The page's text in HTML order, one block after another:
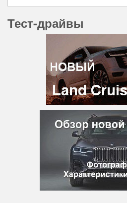
Тест-драйвы